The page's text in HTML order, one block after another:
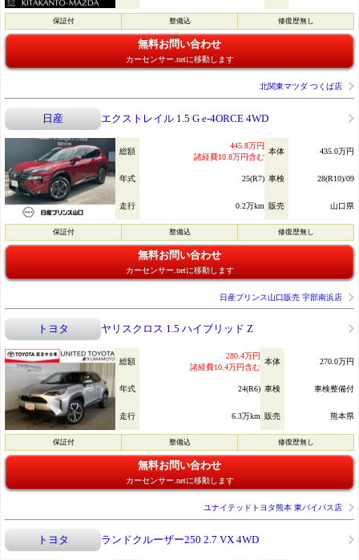
保証付 整備込 修復歴無し
無料お問い合わせ
カーセンサー.netに移動します
北関東マツダ つくば店
日産 エクストレイル 1.5 G e-4ORCE 4WD
総額
445.8万円
諸経費10.8万円含む
本体 435.0万円
年式 25(R7) 車検 28(R10)/09
走行 0.2万km 販売 山口県
保証付 整備込 修復歴無し
無料お問い合わせ
カーセンサー.netに移動します
日産プリンス山口販売 宇部南浜店
トヨタ ヤリスクロス 1.5 ハイブリッド Z
総額
280.4万円
諸経費10.4万円含む
本体 270.0万円
年式 24(R6) 車検 車検整備付
走行 6.3万km 販売 熊本県
保証付 整備込 修復歴無し
無料お問い合わせ
カーセンサー.netに移動します
ユナイテッドトヨタ熊本 東バイパス店
トヨタ ランドクルーザー250 2.7 VX 4WD